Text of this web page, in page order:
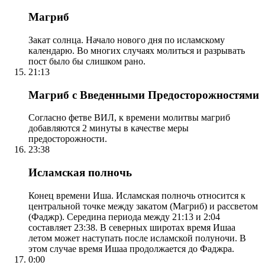
Магриб
Закат солнца. Начало нового дня по исламскому
календарю. Во многих случаях молиться и разрывать
пост было бы слишком рано.
21:13
Магриб с Введенными Предосторожностями
Согласно фетве ВИЛ, к времени молитвы магриб
добавляются 2 минуты в качестве меры
предосторожности.
23:38
Исламская полночь
Конец времени Иша. Исламская полночь относится к
центральной точке между закатом (Магриб) и рассветом
(Фаджр). Середина периода между 21:13 и 2:04
составляет 23:38. В северных широтах время Ишаа
летом может наступать после исламской полуночи. В
этом случае время Ишаа продолжается до Фаджра.
0:00